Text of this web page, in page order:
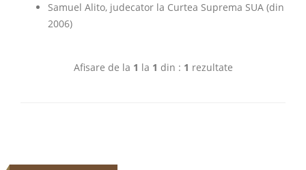
Samuel Alito, judecator la Curtea Suprema SUA (din
2006)
Afisare de la 1 la 1 din : 1 rezultate